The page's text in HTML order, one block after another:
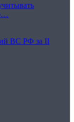
ВС РФ за II